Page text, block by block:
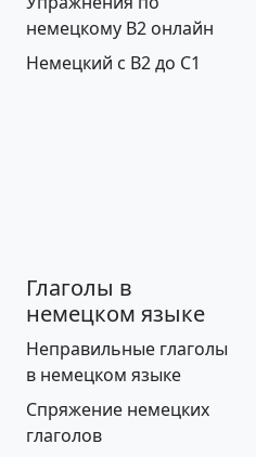
немецкому B2 онлайн
Немецкий с B2 до С1
Глаголы в
немецком языке
Неправильные глаголы
в немецком языке
Спряжение немецких
глаголов